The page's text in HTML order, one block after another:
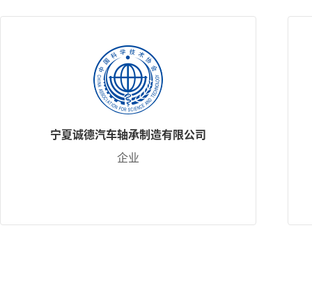
宁夏诚德汽车轴承制造有限公司
企业